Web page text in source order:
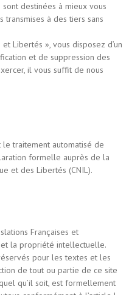
destinées à mieux vous
transmises à des tiers sans
Libertés », vous disposez d’un
et de suppression des
il vous suffit de nous
traitement automatisé de
formelle auprès de la
et des Libertés (CNIL).
Françaises et
et la propriété intellectuelle.
pour les textes et les
de tout ou partie de ce site
qu’il soit, est formellement